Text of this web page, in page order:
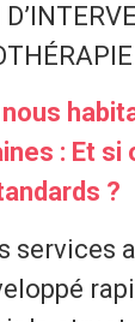
: Et si
?
services